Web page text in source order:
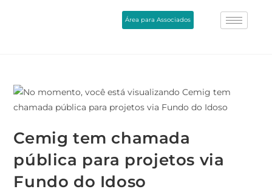
Área para Associados
Cemig tem chamada
pública para projetos via
Fundo do Idoso